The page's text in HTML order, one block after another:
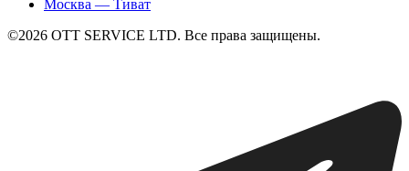
Москва — Тиват
©2026 ОТТ SERVICE LTD. Все права защищены.